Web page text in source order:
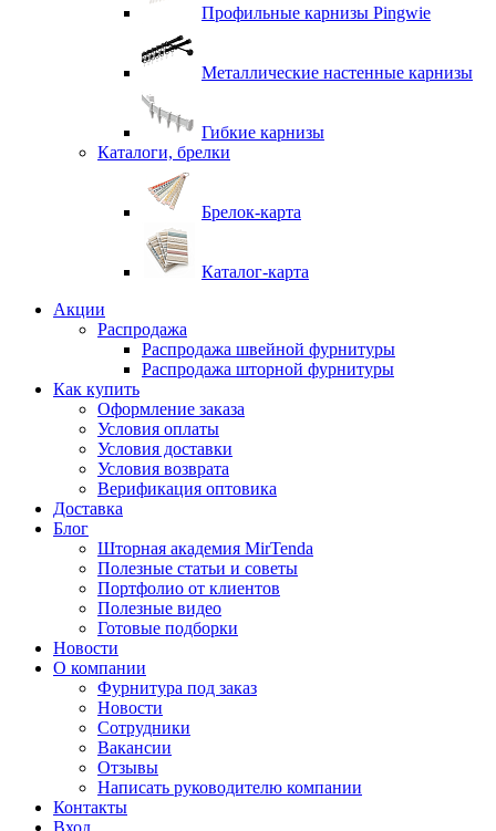
Профильные карнизы Pingwie
Металлические настенные карнизы
Гибкие карнизы
Каталоги, брелки
Брелок-карта
Каталог-карта
Акции
Распродажа
Распродажа швейной фурнитуры
Распродажа шторной фурнитуры
Как купить
Оформление заказа
Условия оплаты
Условия доставки
Условия возврата
Верификация оптовика
Доставка
Блог
Шторная академия MirTenda
Полезные статьи и советы
Портфолио от клиентов
Полезные видео
Готовые подборки
Новости
О компании
Фурнитура под заказ
Новости
Сотрудники
Вакансии
Отзывы
Написать руководителю компании
Контакты
Вход